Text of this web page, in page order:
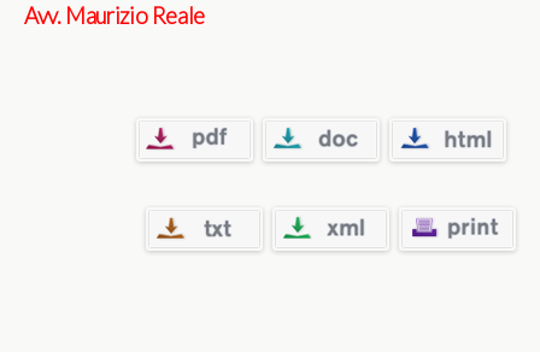
Avv. Maurizio Reale